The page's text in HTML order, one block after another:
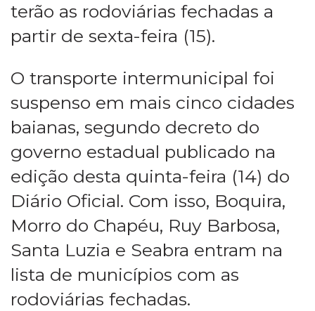
terão as rodoviárias fechadas a
partir de sexta-feira (15).
O transporte intermunicipal foi
suspenso em mais cinco cidades
baianas, segundo decreto do
governo estadual publicado na
edição desta quinta-feira (14) do
Diário Oficial. Com isso, Boquira,
Morro do Chapéu, Ruy Barbosa,
Santa Luzia e Seabra entram na
lista de municípios com as
rodoviárias fechadas.